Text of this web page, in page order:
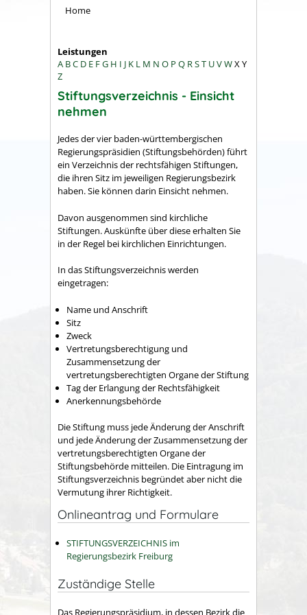
Home
Leistungen
A BC D E FG H I J K L M N O P Q RST UVWXY
Z
Stiftungsverzeichnis - Einsicht
nehmen
Jedes der vier baden-württembergischen
Regierungspräsidien (Stiftungsbehörden) führt
ein Verzeichnis der rechtsfähigen Stiftungen,
die ihren Sitz im jeweiligen Regierungsbezirk
haben. Sie können darin Einsicht nehmen.
Davon ausgenommen sind kirchliche
Stiftungen. Auskünfte über diese erhalten Sie
in der Regel bei kirchlichen Einrichtungen.
In das Stiftungsverzeichnis werden
eingetragen:
Name und Anschrift
Sitz
Zweck
Vertretungsberechtigung und
Zusammensetzung der
vertretungsberechtigten Organe der Stiftung
Tag der Erlangung der Rechtsfähigkeit
Anerkennungsbehörde
Die Stiftung muss jede Änderung der Anschrift
und jede Änderung der Zusammensetzung der
vertretungsberechtigten Organe der
Stiftungsbehörde mitteilen. Die Eintragung im
Stiftungsverzeichnis begründet aber nicht die
Vermutung ihrer Richtigkeit.
Onlineantrag und Formulare
STIFTUNGSVERZEICHNIS im
Regierungsbezirk Freiburg
Zuständige Stelle
Das Regierungspräsidium, in dessen Bezirk die